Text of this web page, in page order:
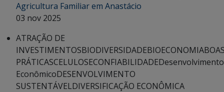
Agricultura Familiar em Anastácio
03 nov 2025
ATRAÇÃO DE
INVESTIMENTOSBIODIVERSIDADEBIOECONOMIA
PRÁTICASCELULOSECONFIABILIDADEDesenvolvimento
EconômicoDESENVOLVIMENTO
SUSTENTÁVELDIVERSIFICAÇÃO ECONÔMICA